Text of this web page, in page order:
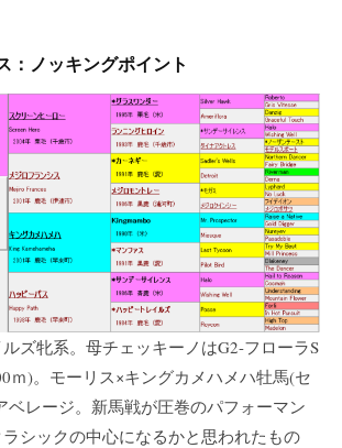
：ノッキングポイント
ズ牝系。母チェッキーノはG2-フローラS
ｍ)。モーリス×キングカメハメハ牡馬(セ
ベレージ。新馬戦が圧巻のパフォーマン
シックの中心になるかと思われたもの